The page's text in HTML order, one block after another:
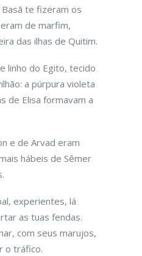
te fizeram os
de marfim,
das ilhas de Quitim.
linho do Egito, tecido
a púrpura violeta
de Elisa formavam a
e de Arvad eram
hábeis de Sêmer
experientes, lá
as tuas fendas.
com seus marujos,
o tráfico.